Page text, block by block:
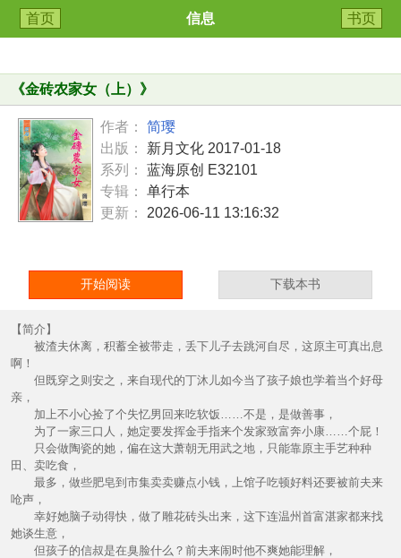
首页 信息 书页
《金砖农家女（上） 》
作者：
简璎
出版：
新月文化 2017-01-18
系列：
蓝海原创 E32101
专辑：
单行本
更新：
2026-06-11 13:16:32
开始阅读 下载本书
【简介】
被渣夫休离，积蓄全被带走，丢下儿子去跳河自尽，这原主可真出息
啊！
但既穿之则安之，来自现代的丁沐儿如今当了孩子娘也学着当个好母
亲，
加上不小心捡了个失忆男回来吃软饭……不是，是做善事，
为了一家三口人，她定要发挥金手指来个发家致富奔小康……个屁！
只会做陶瓷的她，偏在这大萧朝无用武之地，只能靠原主手艺种种
田、卖吃食，
最多，做些肥皂到市集卖卖赚点小钱，上馆子吃顿好料还要被前夫来
呛声，
幸好她脑子动得快，做了雕花砖头出来，这下连温州首富湛家都来找
她谈生意，
但孩子的信叔是在臭脸什么？前夫来闹时他不爽她能理解，